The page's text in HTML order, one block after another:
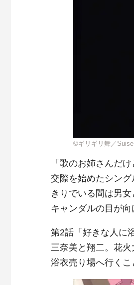
©ギリギリ舞／
「歌のお姉さんだ
交際を始めたシン
きりでいる間は男
キャンダルの目が
第2話「好きな人に
三奈美と翔二。花
浴衣売り場へ行くこ